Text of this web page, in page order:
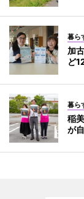
暮ら
加
ど
暮ら
稲
が